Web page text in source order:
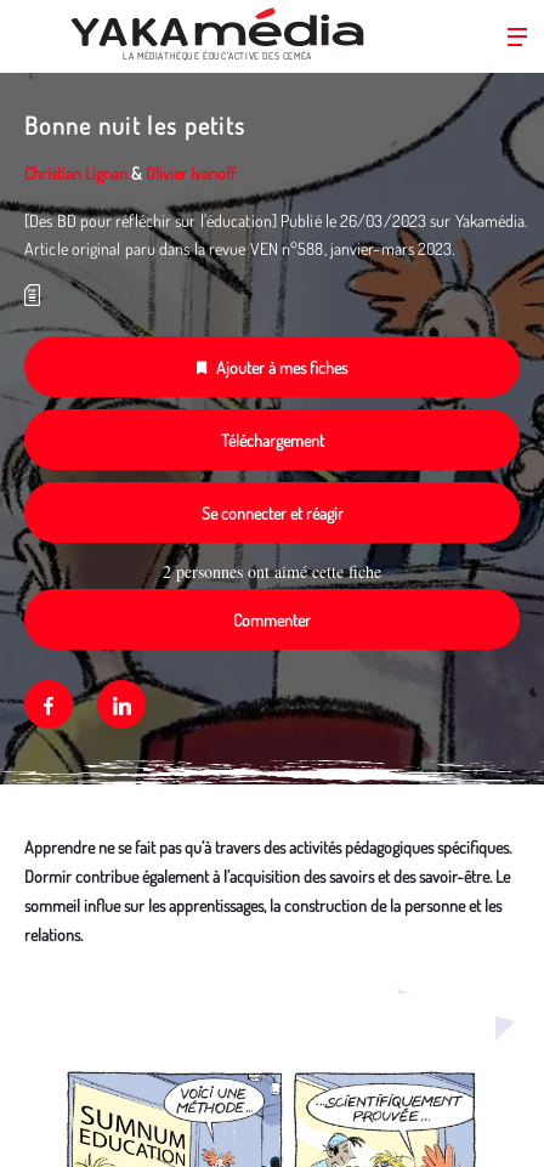
principal
LA MÉDIATHÈQUE ÉDUC’ACTIVE DES CEMÉA
Bonne nuit les petits
Christian Lignan& Olivier Ivanoff
[Des BD pour réfléchir sur l'éducation] Publié le 26/03/2023 sur Yakamédia.
Article original paru dans la revue VEN n°588, janvier-mars 2023.
Ajouter à mes fiches
Téléchargement
Se connecter et réagir
2 personnes ont aimé cette fiche
Commenter
FacebookLinkedin
Apprendre ne se fait pas qu’à travers des activités pédagogiques spécifiques.
Dormir contribue également à l’acquisition des savoirs et des savoir-être. Le
sommeil influe sur les apprentissages, la construction de la personne et les
relations.